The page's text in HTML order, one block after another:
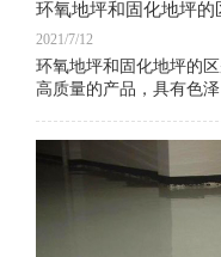
环氧地坪和固化地坪的
2021/7/12
环氧地坪和固化地坪的
高质量的产品，具有色
磨，